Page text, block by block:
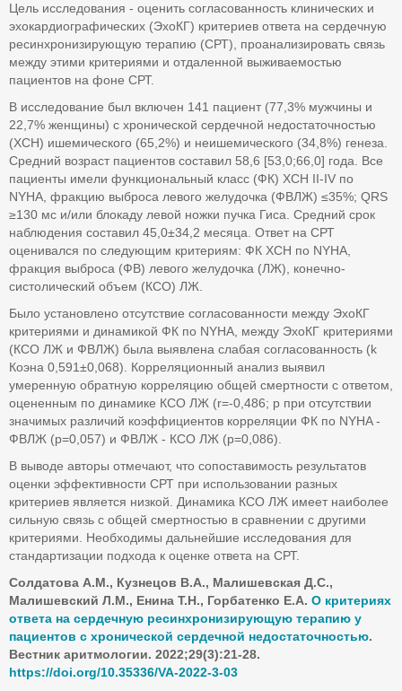
Цель исследования - оценить согласованность клинических и
эхокардиографических (ЭхоКГ) критериев ответа на сердечную
ресинхронизирующую терапию (СРТ), проанализировать связь
между этими критериями и отдаленной выживаемостью
пациентов на фоне СРТ.
В исследование был включен 141 пациент (77,3% мужчины и
22,7% женщины) с хронической сердечной недостаточностью
(ХСН) ишемического (65,2%) и неишемического (34,8%) генеза.
Средний возраст пациентов составил 58,6 [53,0;66,0] года. Все
пациенты имели функциональный класс (ФК) ХСН II-IV по
NYHA, фракцию выброса левого желудочка (ФВЛЖ) ≤35%; QRS
≥130 мс и/или блокаду левой ножки пучка Гиса. Средний срок
наблюдения составил 45,0±34,2 месяца. Ответ на СРТ
оценивался по следующим критериям: ФК ХСН по NYHA,
фракция выброса (ФВ) левого желудочка (ЛЖ), конечно-
систолический объем (КСО) ЛЖ.
Было установлено отсутствие согласованности между ЭхоКГ
критериями и динамикой ФК по NYHA, между ЭхоКГ критериями
(КСО ЛЖ и ФВЛЖ) была выявлена слабая согласованность (k
Коэна 0,591±0,068). Корреляционный анализ выявил
умеренную обратную корреляцию общей смертности с ответом,
оцененным по динамике КСО ЛЖ (r=-0,486; p при отсутствии
значимых различий коэффициентов корреляции ФК по NYHA -
ФВЛЖ (р=0,057) и ФВЛЖ - КСО ЛЖ (р=0,086).
В выводе авторы отмечают, что сопоставимость результатов
оценки эффективности СРТ при использовании разных
критериев является низкой. Динамика КСО ЛЖ имеет наиболее
сильную связь с общей смертностью в сравнении с другими
критериями. Необходимы дальнейшие исследования для
стандартизации подхода к оценке ответа на СРТ.
Солдатова А.М., Кузнецов В.А., Малишевская Д.С.,
Малишевский Л.М., Енина Т.Н., Горбатенко Е.А. О критериях
ответа на сердечную ресинхронизирующую терапию у
пациентов с хронической сердечной недостаточностью.
Вестник аритмологии. 2022;29(3):21-28.
https://doi.org/10.35336/VA-2022-3-03